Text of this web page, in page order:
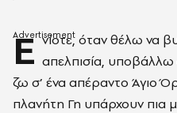
Ε νίοτε, όταν θέλω να
απελπισία, υποβάλλω
ζω σ’ ένα απέραντο Άγιο
πλανήτη Γη υπάρχουν πια